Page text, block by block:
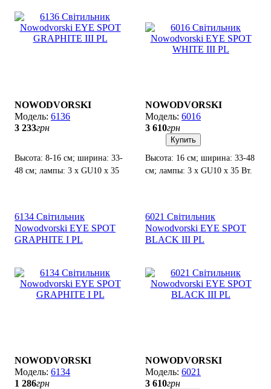
NOWODVORSKI
6136
3 233грн
Высота: 8-16 см; ширина: 33-
48 см; лампы: 3 x GU10 х 35
NOWODVORSKI
6016
3 610грн
Купить
Высота: 16 см; ширина: 33-48
см; лампы: 3 x GU10 х 35 Вт.
6134 Світильник
Nowodvorski EYE SPOT
GRAPHITE I PL
NOWODVORSKI
6134
1 286грн
6021 Світильник
Nowodvorski EYE SPOT
BLACK III PL
NOWODVORSKI
6021
3 610грн